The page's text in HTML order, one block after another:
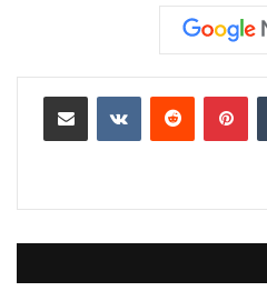
بينتيريست مشاركة عبر البريد